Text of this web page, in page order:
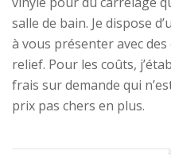
salle de bain. Je dispose
à vous présenter avec
relief. Pour les coûts,
frais sur demande qui
prix pas chers en plus.